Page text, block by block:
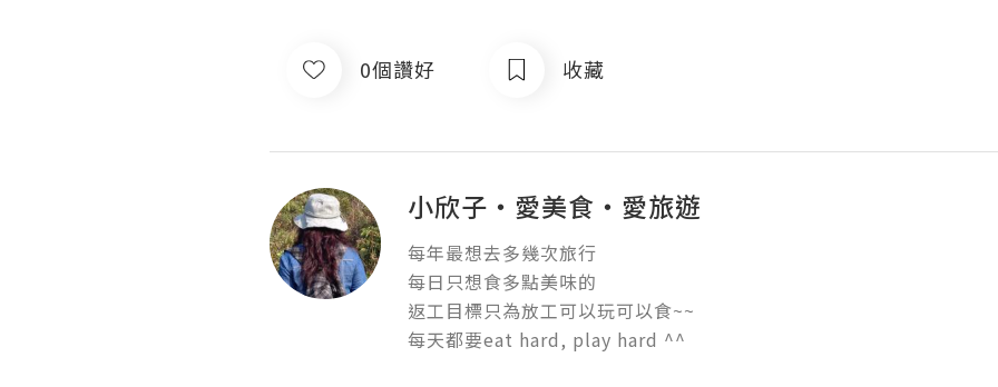
0個讚好 收藏
小欣子‧愛美食‧愛旅遊
每年最想去多幾次旅行
每日只想食多點美味的
返工目標只為放工可以玩可以食~~
每天都要eat hard, play hard ^^